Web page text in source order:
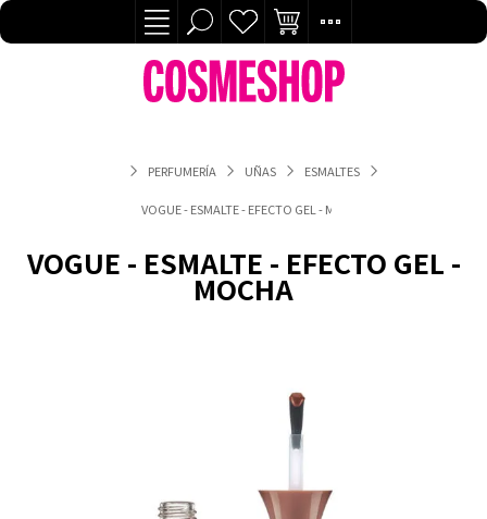
PERFUMERÍA UÑAS ESMALTES
VOGUE - ESMALTE - EFECTO GEL - MOCHA
VOGUE - ESMALTE - EFECTO GEL -
MOCHA